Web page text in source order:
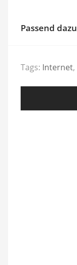
Passend dazu
Tags: Internet,